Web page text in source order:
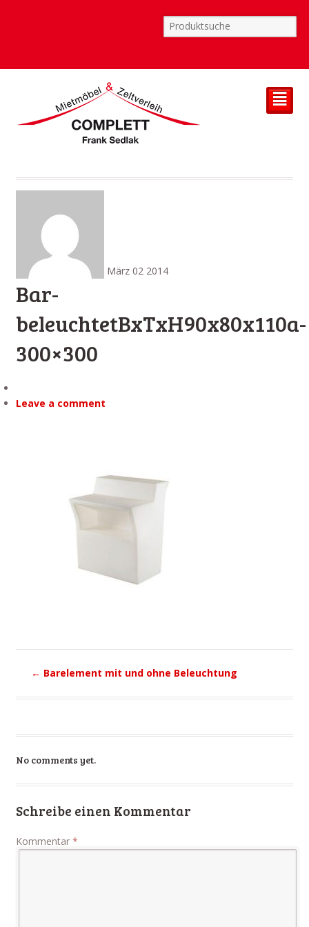
²
März 02 2014
Bar-
beleuchtetBxTxH90x80x110a-
300×300
Leave a comment
← Barelement mit und ohne Beleuchtung
No comments yet.
Schreibe einen Kommentar
Kommentar *